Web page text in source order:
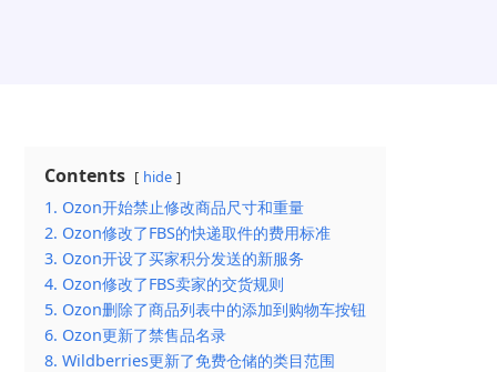
Contents hide
1. Ozon开始禁止修改商品尺寸和重量
2. Ozon修改了FBS的快递取件的费用标准
3. Ozon开设了买家积分发送的新服务
4. Ozon修改了FBS卖家的交货规则
5. Ozon删除了商品列表中的添加到购物车按钮
6. Ozon更新了禁售品名录
8. Wildberries更新了免费仓储的类目范围